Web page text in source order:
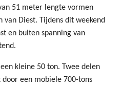
51 meter lengte vormen
Diest. Tijdens dit weekend
en buiten spanning van
kleine 50 ton. Twee delen
een mobiele 700-tons